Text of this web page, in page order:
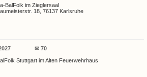
BalFolk im Zieglersaal
18, 76137 Karlsruhe
✉ 70
Stuttgart im Alten Feuerwehrhaus